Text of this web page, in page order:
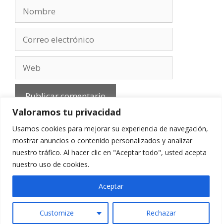
Valoramos tu privacidad
Usamos cookies para mejorar su experiencia de navegación,
mostrar anuncios o contenido personalizados y analizar
nuestro tráfico. Al hacer clic en "Aceptar todo", usted acepta
nuestro uso de cookies.
Customize Rechazar
Aceptar
electrónico
Aviso Legal-Política de privacidad
Contacto
© 2010 - 2026 mirefranero.com